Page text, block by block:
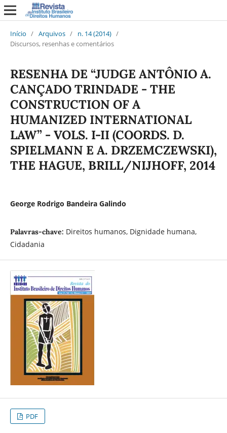
Início / Arquivos / n. 14 (2014) /
Discursos, resenhas e comentários
RESENHA DE “JUDGE ANTÔNIO A.
CANÇADO TRINDADE - THE
CONSTRUCTION OF A
HUMANIZED INTERNATIONAL
LAW” - VOLS. I-II (COORDS. D.
SPIELMANN E A. DRZEMCZEWSKI),
THE HAGUE, BRILL/NIJHOFF, 2014
George Rodrigo Bandeira Galindo
Palavras-chave: Direitos humanos, Dignidade humana,
Cidadania
PDF